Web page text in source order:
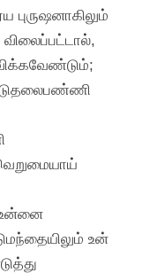
புருஷனாகிலும்
விலைப்பட்டால்,
உன்னை
உன்